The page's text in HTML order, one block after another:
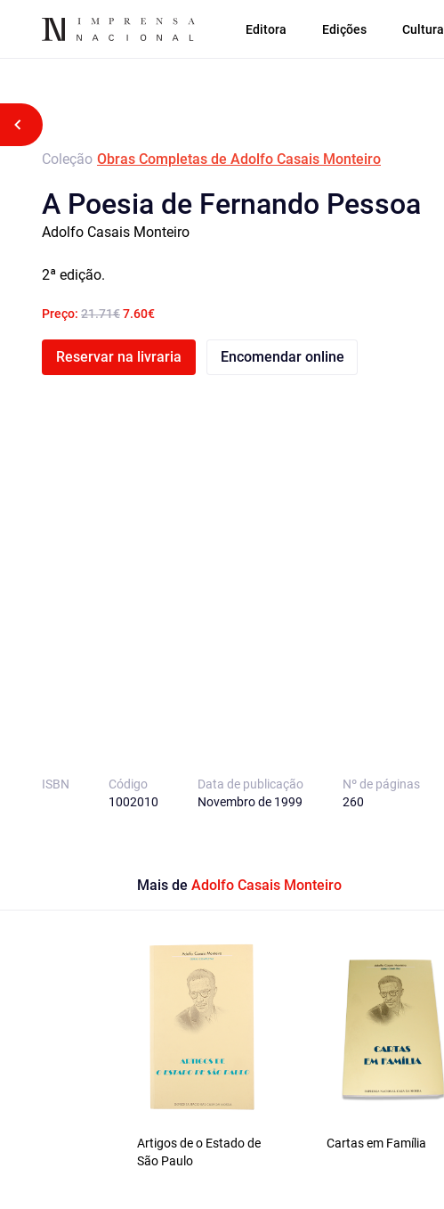
Editora Edições Cultura
Voltar atrás
Coleção Obras Completas de Adolfo Casais Monteiro
A Poesia de Fernando Pessoa
Adolfo Casais Monteiro
2ª edição.
Preço: 21.71€7.60€
Reservar na livraria Encomendar online
ISBN
Código
1002010
Data de publicação
Novembro de 1999
Nº de páginas
260
Mais de Adolfo Casais Monteiro
Artigos de o Estado de
São Paulo
Cartas em Família